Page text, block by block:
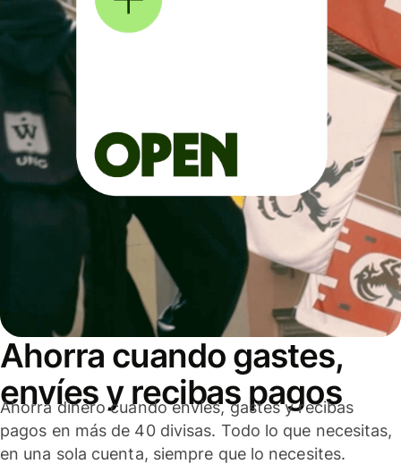
Ahorra cuando gastes,
envíes y recibas pagos
Ahorra dinero cuando envíes, gastes y recibas
pagos en más de 40 divisas. Todo lo que necesitas,
en una sola cuenta, siempre que lo necesites.